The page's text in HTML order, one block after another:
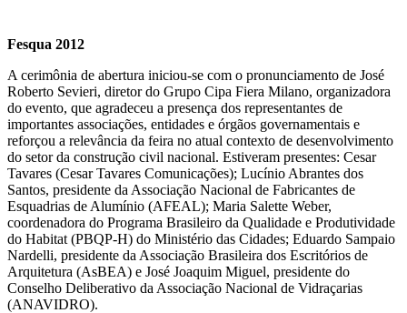
Fesqua 2012
A cerimônia de abertura iniciou-se com o pronunciamento de José
Roberto Sevieri, diretor do Grupo Cipa Fiera Milano, organizadora
do evento, que agradeceu a presença dos representantes de
importantes associações, entidades e órgãos governamentais e
reforçou a relevância da feira no atual contexto de desenvolvimento
do setor da construção civil nacional. Estiveram presentes: Cesar
Tavares (Cesar Tavares Comunicações); Lucínio Abrantes dos
Santos, presidente da Associação Nacional de Fabricantes de
Esquadrias de Alumínio (AFEAL); Maria Salette Weber,
coordenadora do Programa Brasileiro da Qualidade e Produtividade
do Habitat (PBQP-H) do Ministério das Cidades; Eduardo Sampaio
Nardelli, presidente da Associação Brasileira dos Escritórios de
Arquitetura (AsBEA) e José Joaquim Miguel, presidente do
Conselho Deliberativo da Associação Nacional de Vidraçarias
(ANAVIDRO).